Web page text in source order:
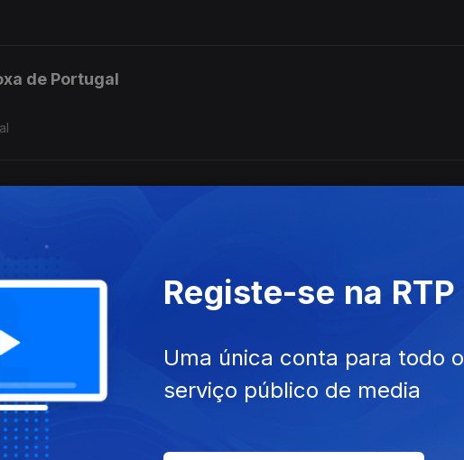
de Portugal
Registe-se na RTP
Uma única conta para todo o
serviço público de media